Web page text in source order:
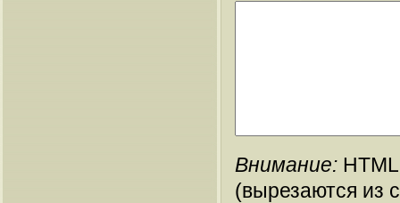
Внимание:
(вырезаются из